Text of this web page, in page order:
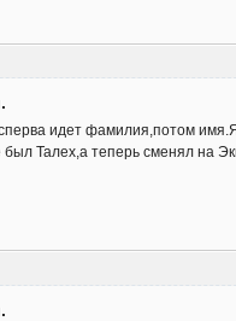
идет фамилия,потом
Талех,а теперь сменял на